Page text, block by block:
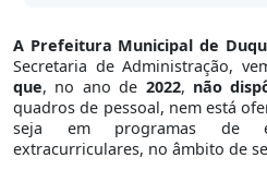
A Prefeitura Municipal de
Secretaria de Administração,
que, no ano de 2022, não
quadros de pessoal, nem está
seja em programas de
extracurriculares, no âmbito de